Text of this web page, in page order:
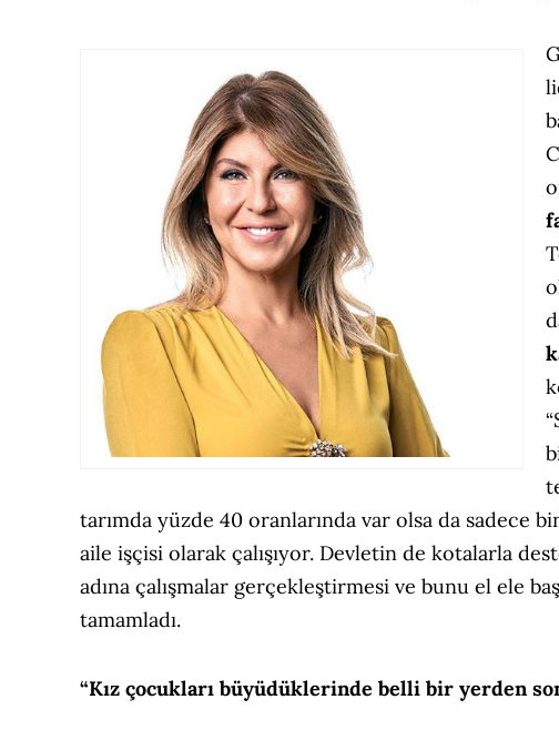
tarımda yüzde 40 oranlarında var olsa da sadece
aile işçisi olarak çalışıyor. Devletin de kotalarla
adına çalışmalar gerçekleştirmesi ve bunu el ele
tamamladı.
“Kız çocukları büyüdüklerinde belli bir yerden